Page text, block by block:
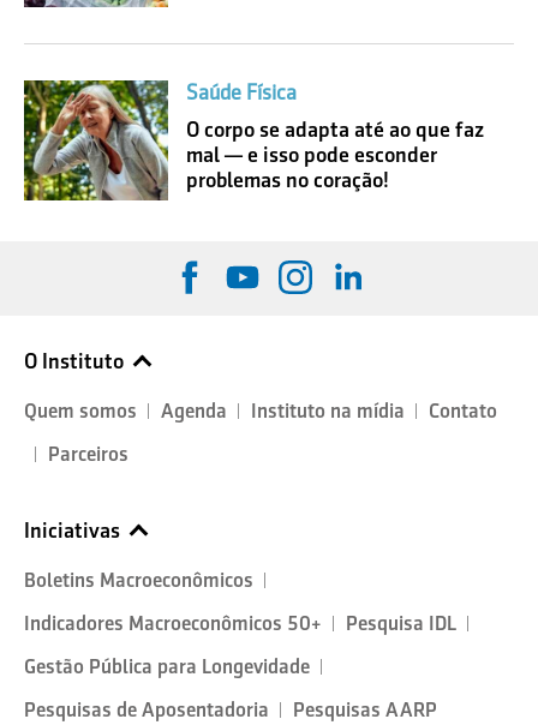
Saúde Física
O corpo se adapta até ao que faz
mal — e isso pode esconder
problemas no coração!
O Instituto
Quem somos Agenda Instituto na mídia
Contato
Parceiros
Iniciativas
Boletins Macroeconômicos
Indicadores Macroeconômicos 50+
Pesquisa IDL
Gestão Pública para Longevidade
Pesquisas de Aposentadoria
Pesquisas AARP